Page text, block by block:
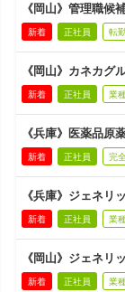
《岡山》管理職
新着 正社員 転
《岡山》カネカ
新着 正社員 業
《兵庫》医薬品原
新着 正社員 完
《兵庫》ジェネリ
新着 正社員 業
《岡山》ジェネリ
新着 正社員 業